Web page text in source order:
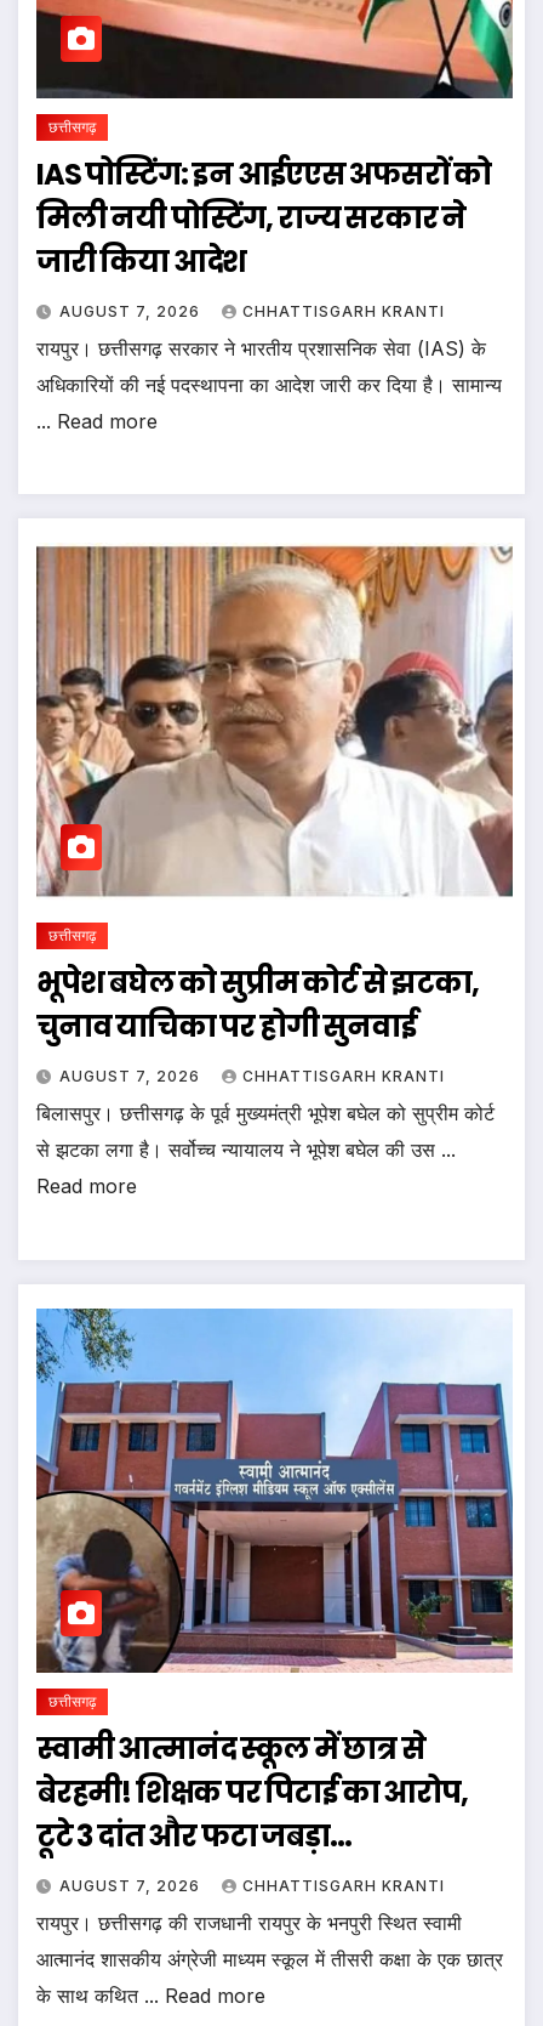
छत्तीसगढ़
IAS पोस्टिंग: इन आईएएस अफसरों को
मिली नयी पोस्टिंग, राज्य सरकार ने
जारी किया आदेश
AUGUST 7, 2026 CHHATTISGARH KRANTI
रायपुर। छत्तीसगढ़ सरकार ने भारतीय प्रशासनिक सेवा (IAS) के
अधिकारियों की नई पदस्थापना का आदेश जारी कर दिया है। सामान्य
... Read more
छत्तीसगढ़
भूपेश बघेल को सुप्रीम कोर्ट से झटका,
चुनाव याचिका पर होगी सुनवाई
AUGUST 7, 2026 CHHATTISGARH KRANTI
बिलासपुर। छत्तीसगढ़ के पूर्व मुख्यमंत्री भूपेश बघेल को सुप्रीम कोर्ट
से झटका लगा है। सर्वोच्च न्यायालय ने भूपेश बघेल की उस ...
Read more
छत्तीसगढ़
स्वामी आत्मानंद स्कूल में छात्र से
बेरहमी! शिक्षक पर पिटाई का आरोप,
टूटे 3 दांत और फटा जबड़ा…
AUGUST 7, 2026 CHHATTISGARH KRANTI
रायपुर। छत्तीसगढ़ की राजधानी रायपुर के भनपुरी स्थित स्वामी
आत्मानंद शासकीय अंग्रेजी माध्यम स्कूल में तीसरी कक्षा के एक छात्र
के साथ कथित ... Read more